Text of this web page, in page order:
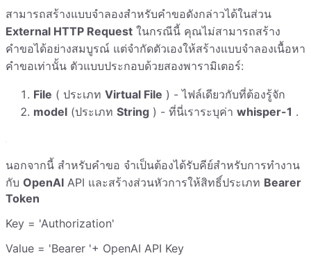
สามารถสร้างแบบจำลองสำหรับคำขอดังกล่าวได้ในส่วน
External HTTP Request ในกรณีนี้ คุณไม่สามารถสร้าง
คำขอได้อย่างสมบูรณ์ แต่จำกัดตัวเองให้สร้างแบบจำลองเนื้อหา
คำขอเท่านั้น ตัวแบบประกอบด้วยสองพารามิเตอร์:
File ( ประเภท Virtual File ) - ไฟล์เดียวกับที่ต้องรู้จัก
model (ประเภท String ) - ที่นี่เราระบุค่า whisper-1 .
นอกจากนี้ สำหรับคำขอ จำเป็นต้องได้รับคีย์สำหรับการทำงาน
กับ OpenAI API และสร้างส่วนหัวการให้สิทธิ์ประเภท Bearer
Token
Key = 'Authorization'
Value = 'Bearer '+ OpenAI API Key